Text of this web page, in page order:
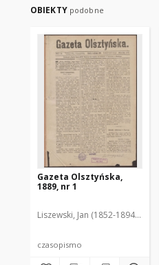
OBIEKTY podobne
Gazeta Olsztyńska,
1889, nr 1
Liszewski, Jan (1852-1894). Red.
czasopismo